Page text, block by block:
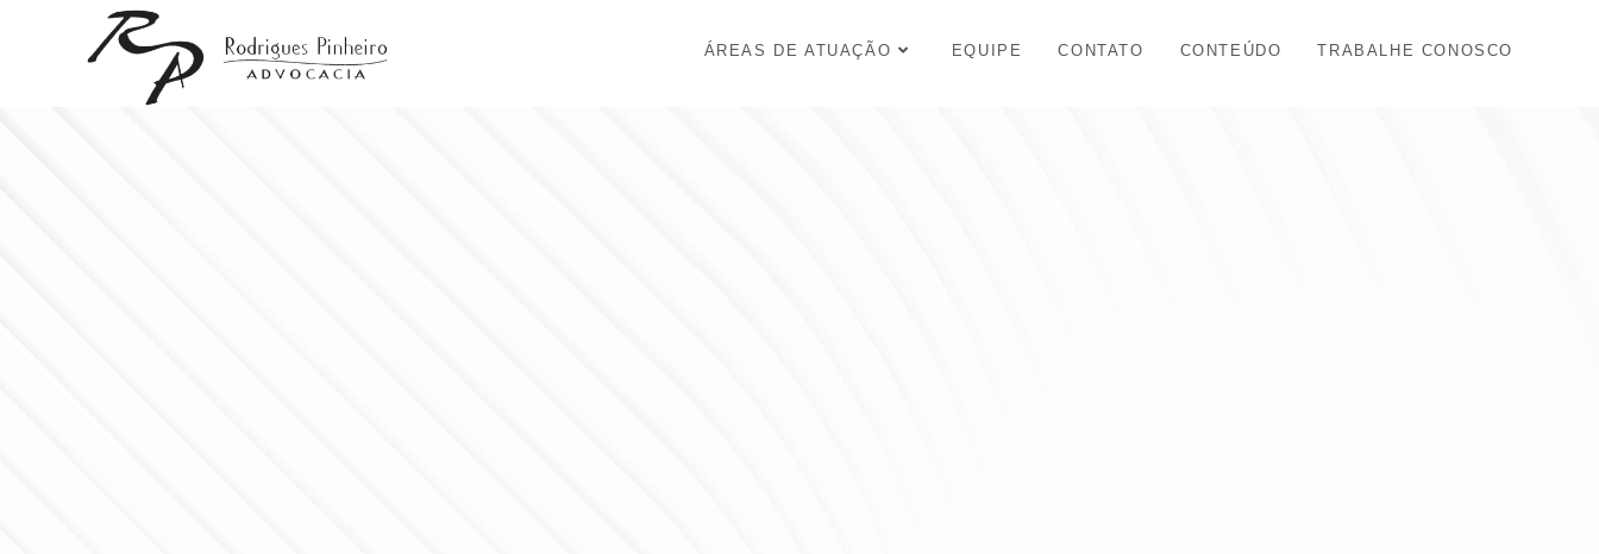
ÁREAS DE ATUAÇÃO EQUIPE CONTATO CONTEÚDO TRABALHE CONOSCO